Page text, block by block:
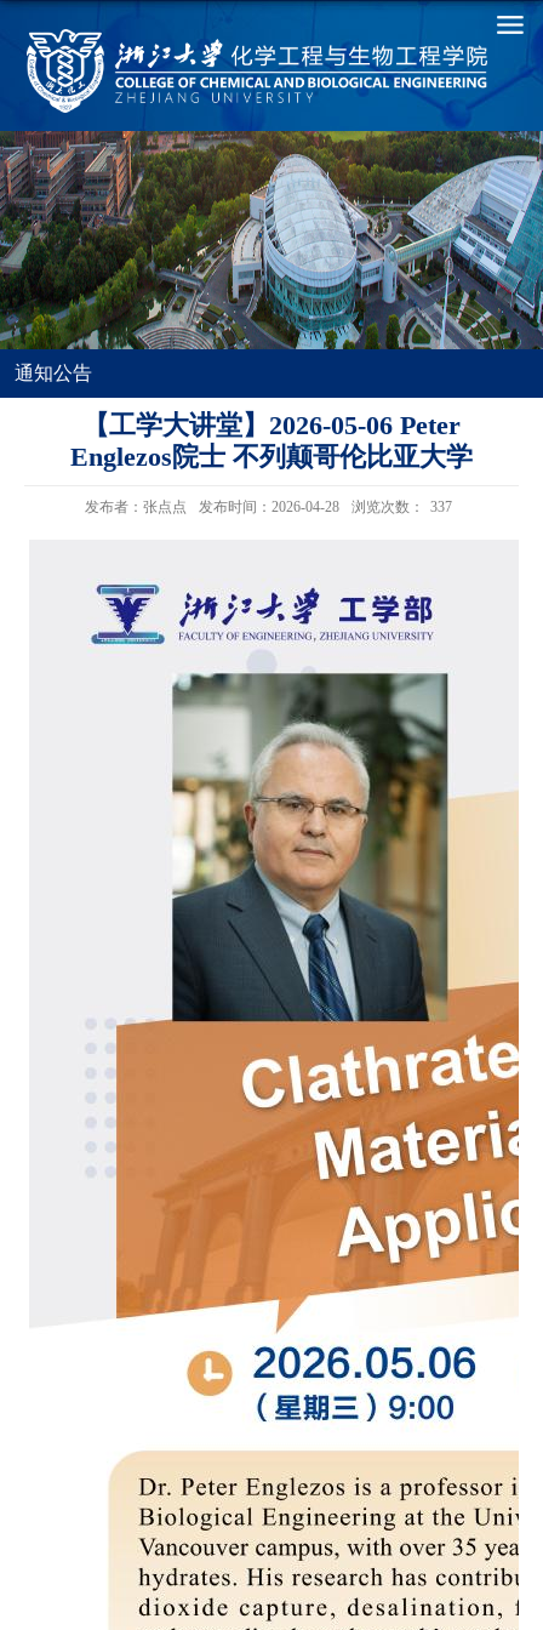
通知公告
【工学大讲堂】2026-05-06 Peter
Englezos院士 不列颠哥伦比亚大学
发布者：张点点 发布时间：2026-04-28 浏览次数： 337